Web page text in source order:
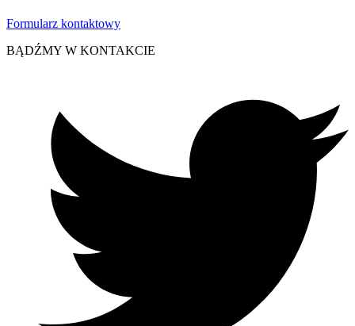
Formularz kontaktowy
BĄDŹMY W KONTAKCIE